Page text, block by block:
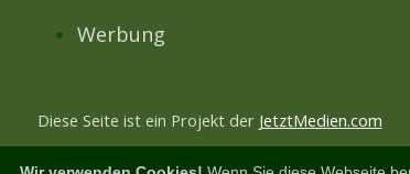
Werbung
Diese Seite ist ein Projekt der JetztMedien.com